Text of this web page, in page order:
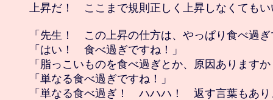
上昇だ！　ここまで規則正しく上昇しなくても
「先生！　この上昇の仕方は、やっぱり食べ過
「はい！　食べ過ぎですね！」
「脂っこいものを食べ過ぎとか、原因あります
「単なる食べ過ぎですね！」
「単なる食べ過ぎ！　ハハハ！　返す言葉もあ